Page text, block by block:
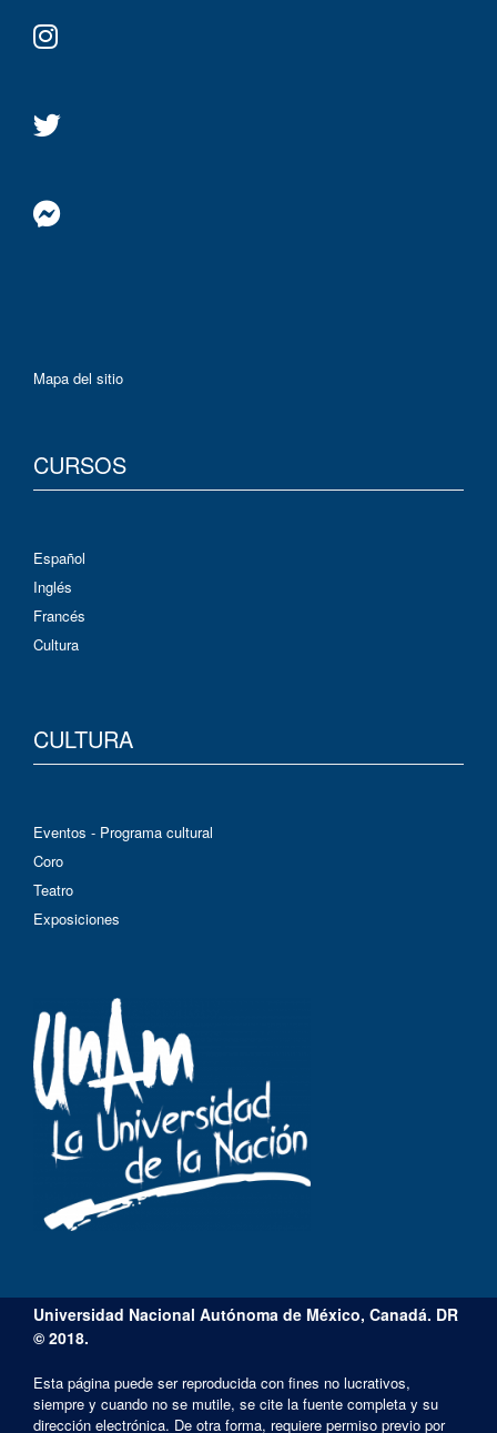
Mapa del sitio
CURSOS
Español
Inglés
Francés
Cultura
CULTURA
Eventos - Programa cultural
Coro
Teatro
Exposiciones
Universidad Nacional Autónoma de México, Canadá. DR
© 2018.
Esta página puede ser reproducida con fines no lucrativos,
siempre y cuando no se mutile, se cite la fuente completa y su
dirección electrónica. De otra forma, requiere permiso previo por